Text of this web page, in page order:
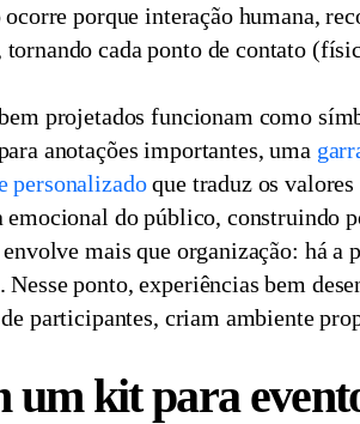
porque interação humana,
cada ponto de contato
projetados funcionam como
anotações importantes, uma
personalizadoque traduz os valores
do público, construindo
mais que organização: há a
ponto, experiências bem
participantes, criam ambiente
um kit para